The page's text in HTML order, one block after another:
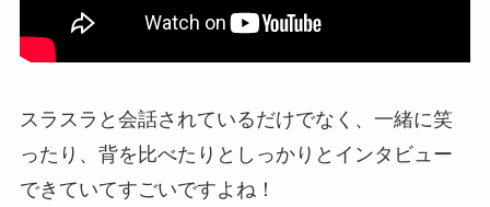
スラスラと会話されているだけでなく、一緒に笑
ったり、背を比べたりとしっかりとインタビュー
できていてすごいですよね！